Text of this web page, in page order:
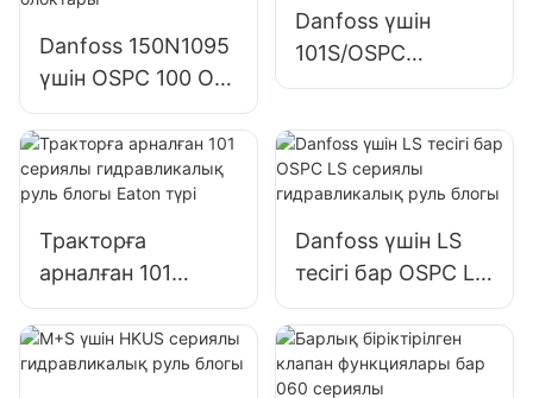
Danfoss 150N1095
үшін OSPC 100 ON
гидравликалық
рульдік блоктары
Danfoss үшін
101S/OSPC
сериялы
руль блогы
Тракторға
арналған 101
сериялы
гидравликалық
руль блогы Eaton
Danfoss үшін LS
тесігі бар OSPC LS
сериялы
гидравликалық
руль блогы